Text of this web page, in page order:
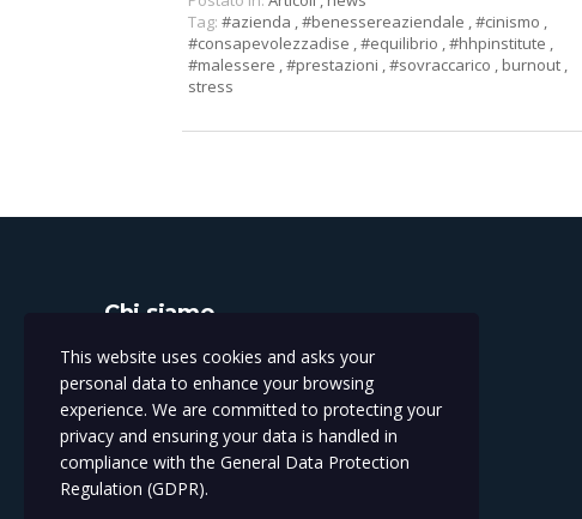
Tag: #azienda ,#benessereaziendale ,#cinismo ,
#consapevolezzadise ,#equilibrio ,#hhpinstitute ,
#malessere ,#prestazioni ,#sovraccarico , burnout ,
stress
Chi siamo
Istituto per la salute e prestazione umana
This website uses cookies and asks your
personal data to enhance your browsing
experience. We are committed to protecting your
privacy and ensuring your data is handled in
compliance with the General Data Protection
Regulation (GDPR).